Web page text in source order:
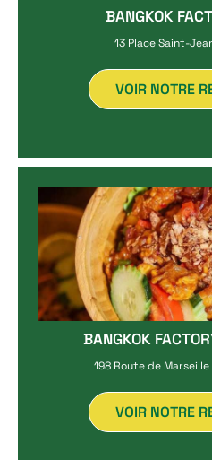
BANGKOK
13 Place Saint-
VOIR NOTRE
BANGKOK
198 Route de
VOIR NOTRE